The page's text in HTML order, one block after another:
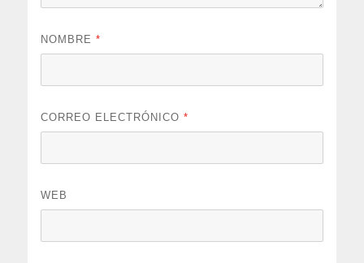
NOMBRE*
CORREO ELECTRÓNICO*
WEB